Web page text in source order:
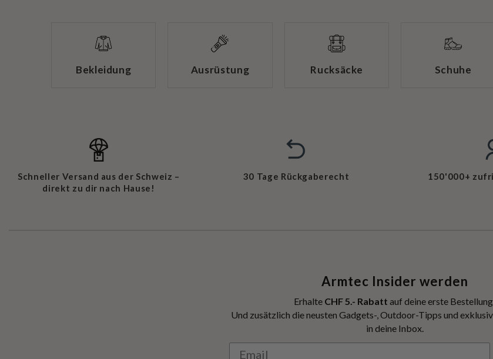
Bekleidung Ausrüstung Rucksäcke Schuhe
Schneller Versand aus der Schweiz –
direkt zu dir nach Hause!
30 Tage Rückgaberecht 150'000+
Armtec Insider werden
Erhalte CHF 5.- Rabatt auf deine erste
Und zusätzlich die neusten Gadgets-, Outdoor-Tipps und
in deine Inbox.